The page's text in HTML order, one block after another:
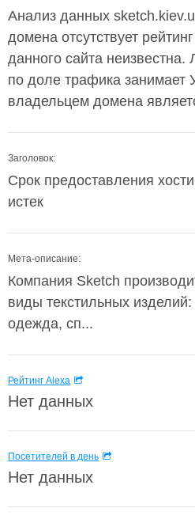
Анализ данных
домена отсутствует
данного сайта
по доле трафика занимает
владельцем домена
Заголовок:
Срок предоставления
истек
Мета-описание:
Компания Sketch
виды текстильных
одежда, сп...
Рейтинг Alexa
Нет данных
Посетителей в день
Нет данных